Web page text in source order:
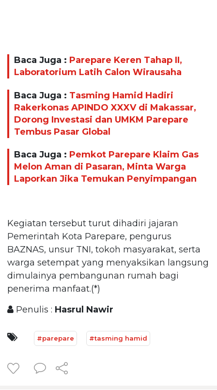
Baca Juga : Parepare Keren Tahap II,
Laboratorium Latih Calon Wirausaha
Baca Juga : Tasming Hamid Hadiri
Rakerkonas APINDO XXXV di Makassar,
Dorong Investasi dan UMKM Parepare
Tembus Pasar Global
Baca Juga : Pemkot Parepare Klaim Gas
Melon Aman di Pasaran, Minta Warga
Laporkan Jika Temukan Penyimpangan
Kegiatan tersebut turut dihadiri jajaran
Pemerintah Kota Parepare, pengurus
BAZNAS, unsur TNI, tokoh masyarakat, serta
warga setempat yang menyaksikan langsung
dimulainya pembangunan rumah bagi
penerima manfaat.(*)
Penulis : Hasrul Nawir
#parepare #tasming hamid